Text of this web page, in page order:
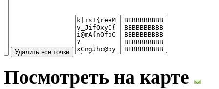
Посмотреть на карте